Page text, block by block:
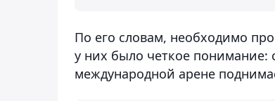
По его словам, необходимо
у них было четкое понимание:
международной арене